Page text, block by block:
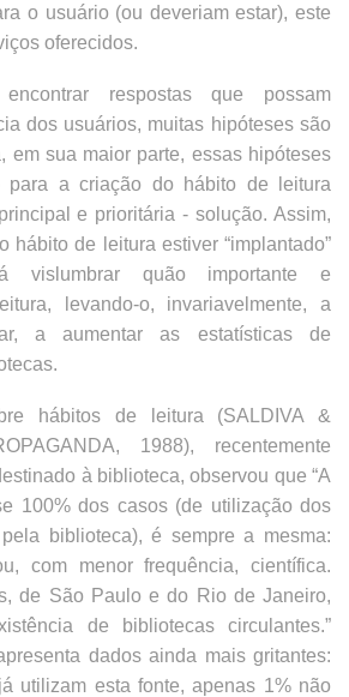
o usuário (ou deveriam estar), este
oferecidos.
respostas que possam
dos usuários, muitas hipóteses são
em sua maior parte, essas hipóteses
para a criação do hábito de leitura
e prioritária - solução. Assim,
hábito de leitura estiver “implantado”
vislumbrar quão importante e
levando-o, invariavelmente, a
a aumentar as estatísticas de
hábitos de leitura (SALDIVA &
1988), recentemente
à biblioteca, observou que “A
100% dos casos (de utilização dos
biblioteca), é sempre a mesma:
com menor frequência, científica.
de São Paulo e do Rio de Janeiro,
de bibliotecas circulantes.”
dados ainda mais gritantes:
utilizam esta fonte, apenas 1% não